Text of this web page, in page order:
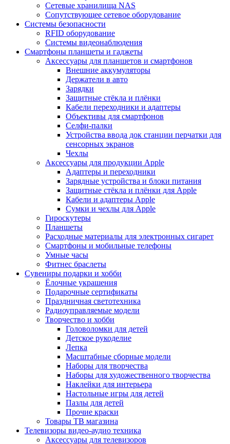
Сетевые хранилища NAS
Сопутствующее сетевое оборудование
Системы безопасности
RFID оборудование
Системы видеонаблюдения
Смартфоны планшеты и гаджеты
Аксессуары для планшетов и смартфонов
Внешние аккумуляторы
Держатели в авто
Зарядки
Защитные стёкла и плёнки
Кабели переходники и адаптеры
Объективы для смартфонов
Селфи-палки
Устройства ввода док станции перчатки для
сенсорных экранов
Чехлы
Аксессуары для продукции Apple
Адаптеры и переходники
Зарядные устройства и блоки питания
Защитные стёкла и плёнки для Apple
Кабели и адаптеры Apple
Сумки и чехлы для Apple
Гироскутеры
Планшеты
Расходные материалы для электронных сигарет
Смартфоны и мобильные телефоны
Умные часы
Фитнес браслеты
Сувениры подарки и хобби
Ёлочные украшения
Подарочные сертификаты
Праздничная светотехника
Радиоуправляемые модели
Творчество и хобби
Головоломки для детей
Детское рукоделие
Лепка
Масштабные сборные модели
Наборы для творчества
Наборы для художественного творчества
Наклейки для интерьера
Настольные игры для детей
Пазлы для детей
Прочие краски
Товары ТВ магазина
Телевизоры видео-аудио техника
Аксессуары для телевизоров